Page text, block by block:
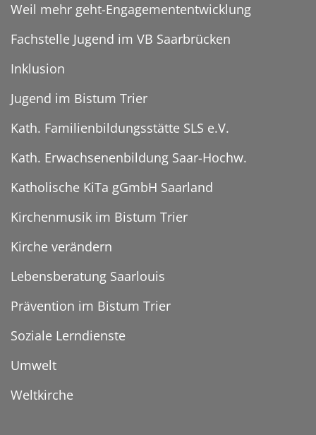
Weil mehr geht-Engagemententwicklung
Fachstelle Jugend im VB Saarbrücken
Inklusion
Jugend im Bistum Trier
Kath. Familienbildungsstätte SLS e.V.
Kath. Erwachsenenbildung Saar-Hochw.
Katholische KiTa gGmbH Saarland
Kirchenmusik im Bistum Trier
Kirche verändern
Lebensberatung Saarlouis
Prävention im Bistum Trier
Soziale Lerndienste
Umwelt
Weltkirche